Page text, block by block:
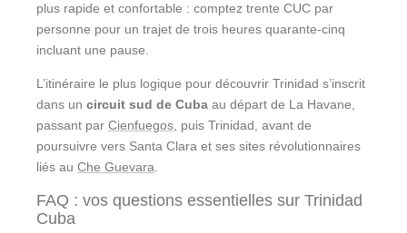
plus rapide et confortable : comptez trente CUC par
personne pour un trajet de trois heures quarante-cinq
incluant une pause.
L’itinéraire le plus logique pour découvrir Trinidad s’inscrit
dans un circuit sud de Cuba au départ de La Havane,
passant par Cienfuegos, puis Trinidad, avant de
poursuivre vers Santa Clara et ses sites révolutionnaires
liés au Che Guevara.
FAQ : vos questions essentielles sur Trinidad
Cuba